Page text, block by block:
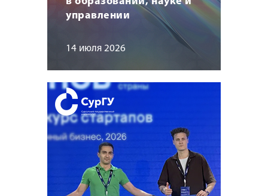
управлении
14 июля 2026